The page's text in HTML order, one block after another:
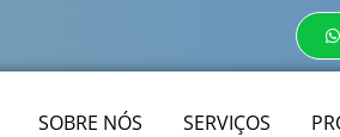
SOBRE NÓS SERVIÇOS